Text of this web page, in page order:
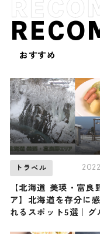
おすすめ
トラベル
【北海道 美瑛・富良
ア】北海道を存分に
れるスポット5選｜グ